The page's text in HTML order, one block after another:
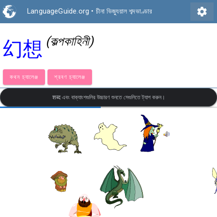
LanguageGuide.org • চীনা ভিজ্যুয়াল শব্দভাণ্ডার settings
幻想 (কল্পকাহিনী)
কথন চ্যালেঞ্জ শ্রবণ চ্যালেঞ্জ
शब्द এবং বাক্যাংশগুলির উচ্চারণ শুনতে সেগুলিতে ট্যাপ করুন।